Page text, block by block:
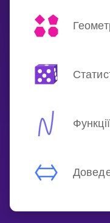
Функції